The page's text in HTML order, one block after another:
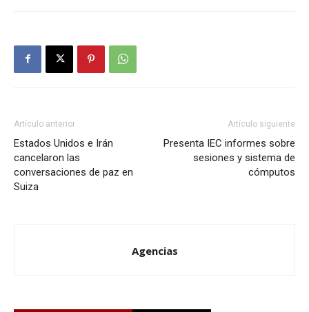
Artículo anterior
Estados Unidos e Irán
cancelaron las
conversaciones de paz en
Suiza
Artículo siguiente
Presenta IEC informes sobre
sesiones y sistema de
cómputos
Agencias